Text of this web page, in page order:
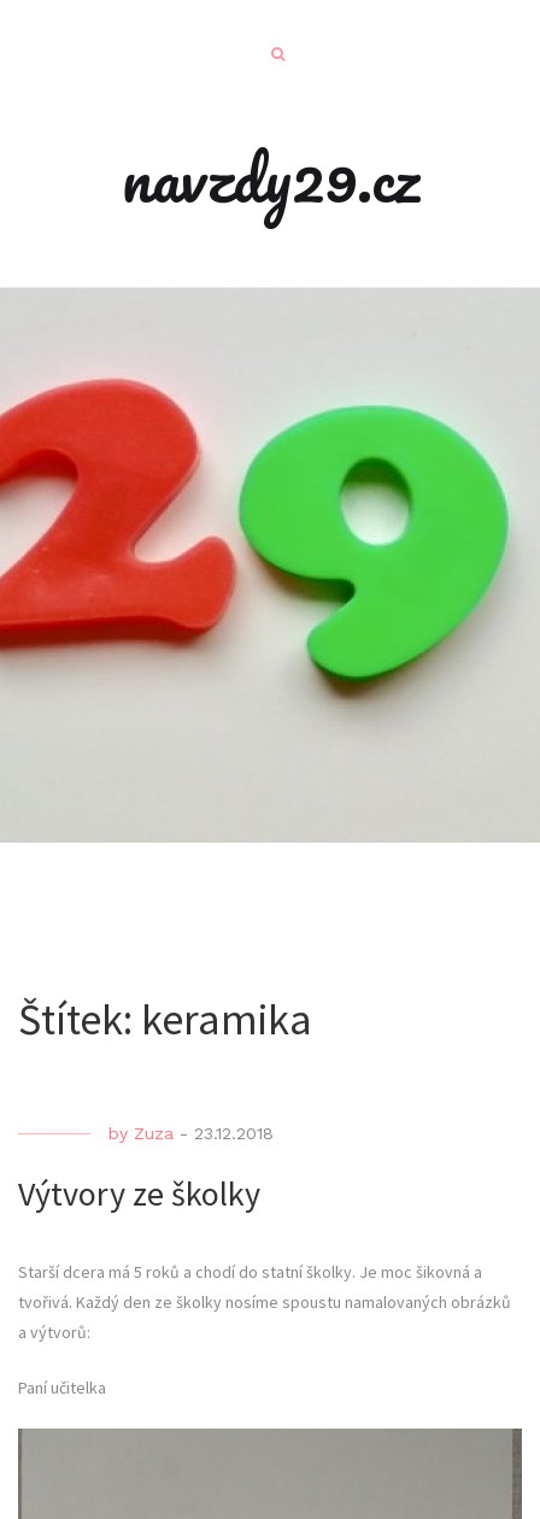
navzdy29.cz
Štítek: keramika
by Zuza - 23.12.2018
Výtvory ze školky
Starší dcera má 5 roků a chodí do statní školky. Je moc šikovná a
tvořivá. Každý den ze školky nosíme spoustu namalovaných obrázků
a výtvorů:
Paní učitelka